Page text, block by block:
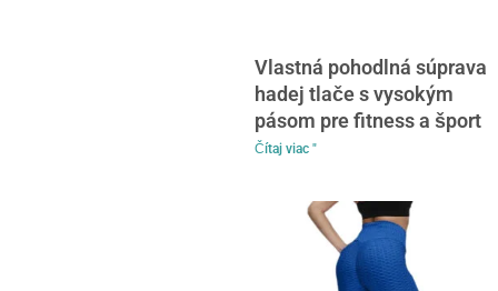
Vlastná pohodlná súprava
hadej tlače s vysokým
pásom pre fitness a šport
Čítaj viac "